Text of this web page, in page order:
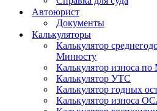
Автоюрист
Документы
Калькуляторы
Калькулятор
Минюсту
Калькулятор износа
Калькулятор УТС
Калькулятор годных
Калькулятор износа